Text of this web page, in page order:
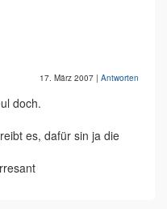
17. März 2007 | Antworten
doch.
es, dafür sin ja die